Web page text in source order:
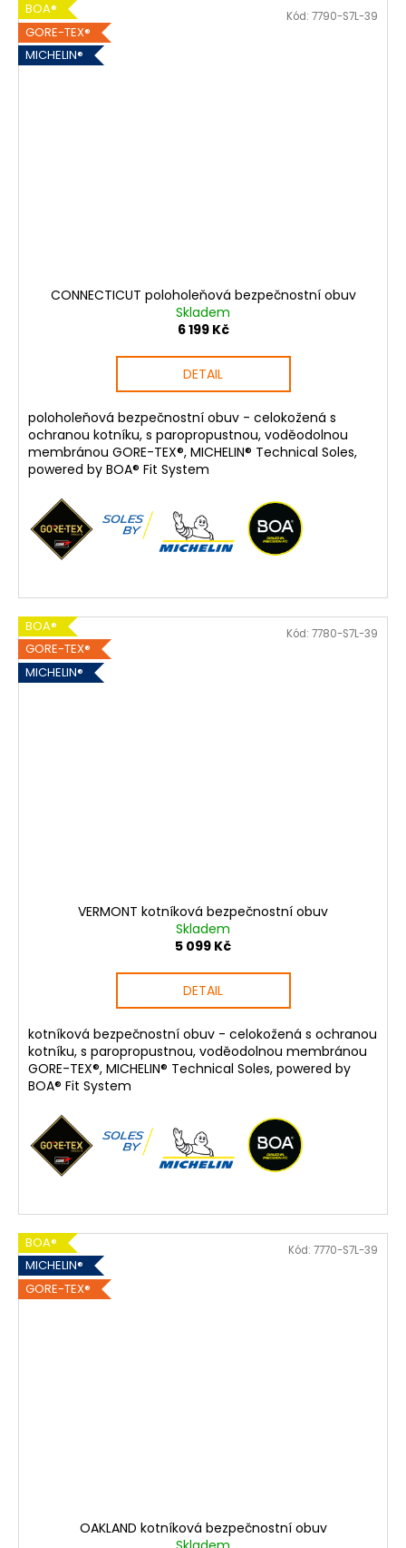
BOA®
GORE-TEX®
MICHELIN®
CONNECTICUT poloholeňová bezpečnostní obuv
Skladem
6 199 Kč
DETAIL
poloholeňová bezpečnostní obuv - celokožená s
ochranou kotníku, s paropropustnou, voděodolnou
membránou GORE-TEX®, MICHELIN® Technical Soles,
powered by BOA® Fit System
Kód: 7790-S7L-39
BOA®
GORE-TEX®
MICHELIN®
VERMONT kotníková bezpečnostní obuv
Skladem
5 099 Kč
DETAIL
kotníková bezpečnostní obuv - celokožená s ochranou
kotníku, s paropropustnou, voděodolnou membránou
GORE-TEX®, MICHELIN® Technical Soles, powered by
BOA® Fit System
Kód: 7780-S7L-39
BOA®
MICHELIN®
GORE-TEX®
OAKLAND kotníková bezpečnostní obuv
Kód: 7770-S7L-39